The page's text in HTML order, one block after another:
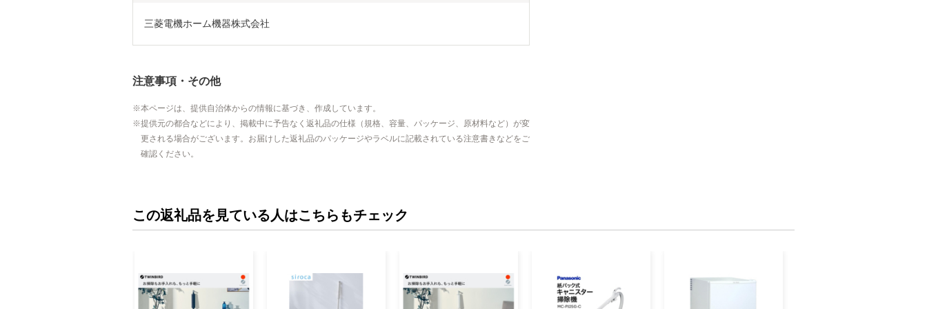
三菱電機ホーム機器株式会社
注意事項・その他
本ページは、提供自治体からの情報に基づき、作成しています。
提供元の都合などにより、掲載中に予告なく返礼品の仕様（規格、容量、パッケージ、原材料など）が変
更される場合がございます。お届けした返礼品のパッケージやラベルに記載されている注意書きなどをご
確認ください。
この返礼品を見ている人はこちらもチェック